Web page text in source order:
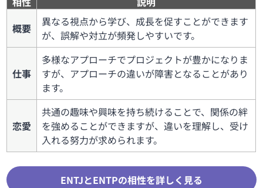
概要
異なる視点から学び、成長を促すことができます
が、誤解や対立が頻発しやすいです。
仕事
多様なアプローチでプロジェクトが豊かになりま
すが、アプローチの違いが障害となることがあり
ます。
恋愛
共通の趣味や興味を持ち続けることで、関係の絆
を強めることができますが、違いを理解し、受け
入れる努力が求められます。
ENTJとENTPの相性を詳しく見る